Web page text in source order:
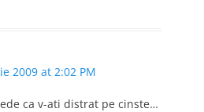
2009 at 2:02 PM
ca v-ati distrat pe cinste…